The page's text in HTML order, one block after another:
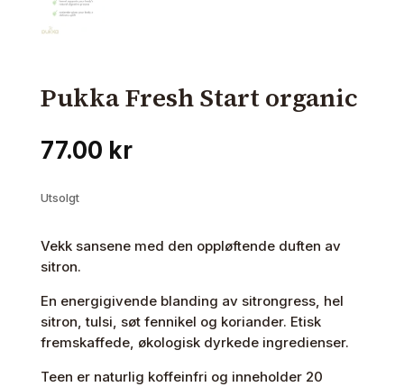
Pukka Fresh Start organic
77.00 kr
Utsolgt
Vekk sansene med den oppløftende duften av
sitron.
En energigivende blanding av sitrongress, hel
sitron, tulsi, søt fennikel og koriander. Etisk
fremskaffede, økologisk dyrkede ingredienser.
Teen er naturlig koffeinfri og inneholder 20